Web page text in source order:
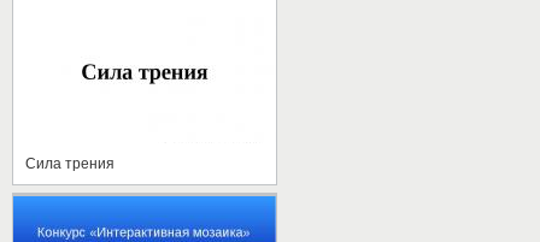
Сила трения